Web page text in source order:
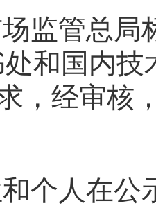
监管总局
和国内
，经审核
个人在公